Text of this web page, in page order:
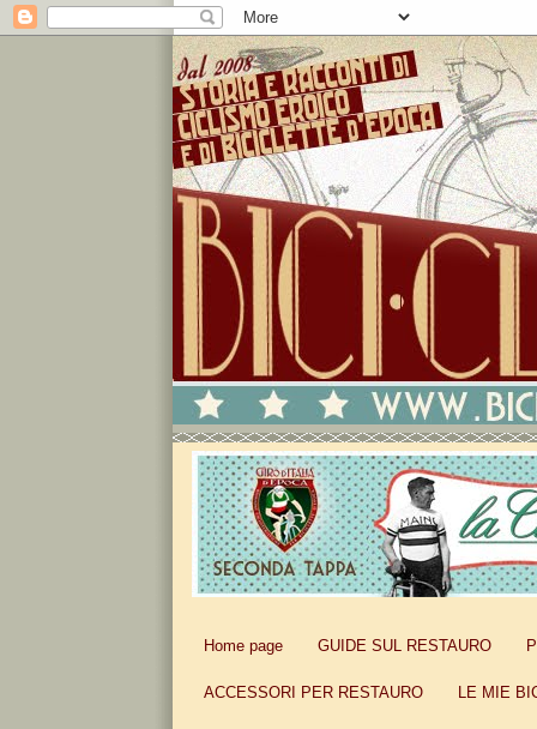
Home page GUIDE SUL RESTAURO
ACCESSORI PER RESTAURO LE MIE